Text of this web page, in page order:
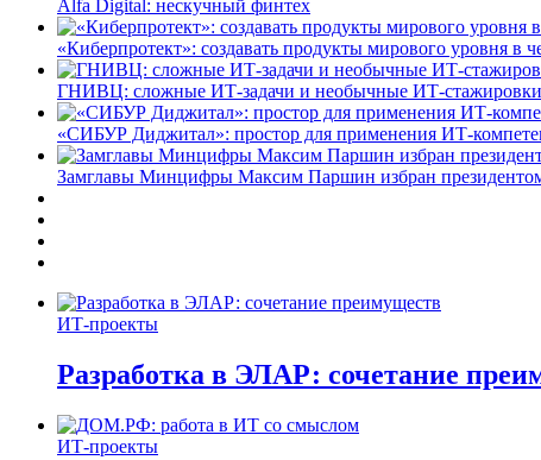
Alfa Digital: нескучный финтех
«Киберпротект»: создавать продукты мирового уровня
ГНИВЦ: сложные ИТ‑задачи и необычные ИТ‑стажировки
«СИБУР Диджитал»: простор для применения ИТ-
Замглавы Минцифры Максим Паршин избран
ИТ-проекты
Разработка в ЭЛАР: сочетание
ИТ-проекты